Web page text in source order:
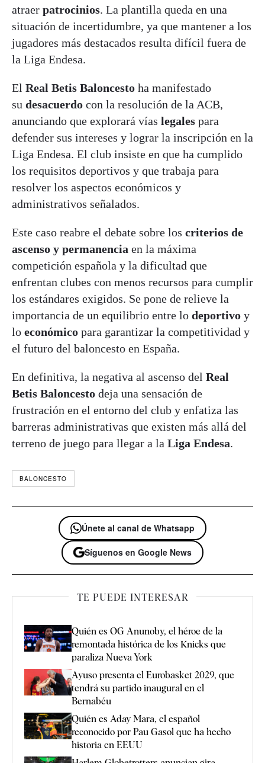
atraer patrocinios. La plantilla queda en una
situación de incertidumbre, ya que mantener a los
jugadores más destacados resulta difícil fuera de
la Liga Endesa.
El Real Betis Baloncesto ha manifestado
su desacuerdo con la resolución de la ACB,
anunciando que explorará vías legales para
defender sus intereses y lograr la inscripción en la
Liga Endesa. El club insiste en que ha cumplido
los requisitos deportivos y que trabaja para
resolver los aspectos económicos y
administrativos señalados.
Este caso reabre el debate sobre los criterios de
ascenso y permanencia en la máxima
competición española y la dificultad que
enfrentan clubes con menos recursos para cumplir
los estándares exigidos. Se pone de relieve la
importancia de un equilibrio entre lo deportivo y
lo económico para garantizar la competitividad y
el futuro del baloncesto en España.
En definitiva, la negativa al ascenso del Real
Betis Baloncesto deja una sensación de
frustración en el entorno del club y enfatiza las
barreras administrativas que existen más allá del
terreno de juego para llegar a la Liga Endesa.
BALONCESTO
Únete al canal de Whatsapp
Síguenos en Google News
TE PUEDE INTERESAR
Quién es OG Anunoby, el héroe de la
remontada histórica de los Knicks que
paraliza Nueva York
Ayuso presenta el Eurobasket 2029, que
tendrá su partido inaugural en el
Bernabéu
Quién es Aday Mara, el español
reconocido por Pau Gasol que ha hecho
historia en EEUU